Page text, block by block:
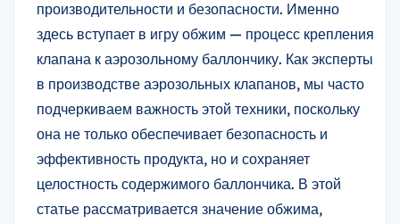
производительности и безопасности. Именно
здесь вступает в игру обжим — процесс крепления
клапана к аэрозольному баллончику. Как эксперты
в производстве аэрозольных клапанов, мы часто
подчеркиваем важность этой техники, поскольку
она не только обеспечивает безопасность и
эффективность продукта, но и сохраняет
целостность содержимого баллончика. В этой
статье рассматривается значение обжима,